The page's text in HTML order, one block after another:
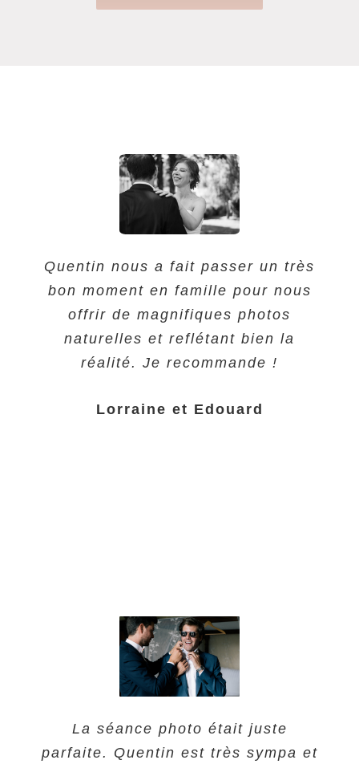
Quentin nous a fait passer un très
bon moment en famille pour nous
offrir de magnifiques photos
naturelles et reflétant bien la
réalité. Je recommande !
Lorraine et Edouard
La séance photo était juste
parfaite. Quentin est très sympa et